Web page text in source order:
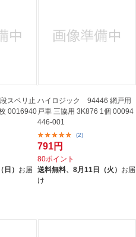
スベリ止
0016940
） お届
ハイロジック 94446 網戸用
戸車 三協用 3K876 1個 00094
446-001
(2)
791円
80ポイント
送料無料、8月11日（火） お届
け